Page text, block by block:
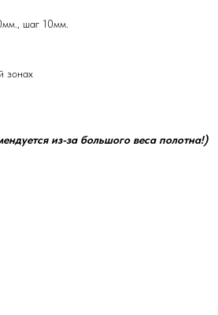
шаг 10мм.
зонах
из-за большого веса полотна!)